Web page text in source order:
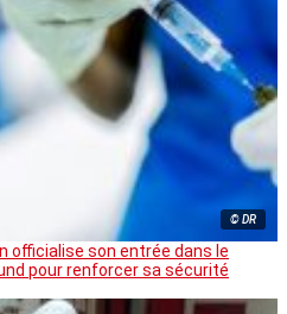
© DR
officialise son entrée dans le
pour renforcer sa sécurité